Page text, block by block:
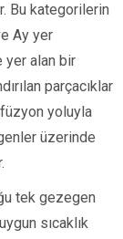
Bu kategorilerin
Ay yer
yer alan bir
parçacıklar
füzyon yoluyla
üzerinde
tek gezegen
sıcaklık